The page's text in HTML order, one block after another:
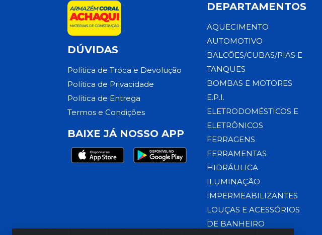
DÚVIDAS
Política de Troca e Devolução
Política de Privacidade
Política de Entrega
Termos e Condições
BAIXE JÁ NOSSO APP
DEPARTAMENTOS
AQUECIMENTO
AUTOMOTIVO
BALCÕES/CUBAS/PIAS E
TANQUES
BOMBAS E MOTORES
E.P.I.
ELETRODOMÉSTICOS E
ELETRÔNICOS
FERRAGENS
FERRAMENTAS
HIDRÁULICA
ILUMINAÇÃO
IMPERMEABILIZANTES
LOUÇAS E ACESSÓRIOS
DE BANHEIRO